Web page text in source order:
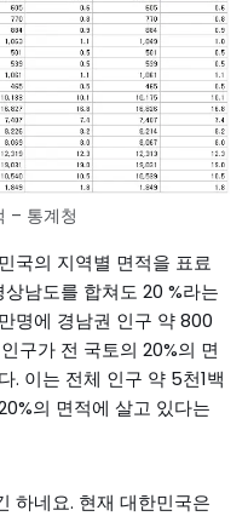
– 통계청
국의 지역별 면적을 표료
남도를 합쳐도 20 %라는
명에 경남권 인구 약 800
구가 전 국토의 20%의 면
. 이는 전체 인구 약 5천1백
의 면적에 살고 있다는
하네요. 현재 대한민국은